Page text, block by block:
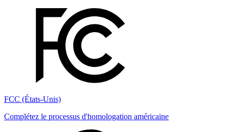
FCC (États-Unis)
Complétez le processus d'homologation américaine